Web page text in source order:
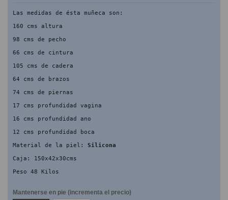
Las medidas de ésta muñeca son:
160 cms altura
98 cms de pecho
66 cms de cintura
105 cms de cadera
64 cms de brazos
74 cms de piernas
17 cms profundidad vagina
16 cms profundidad ano
12 cms profundidad boca
Material de la piel: Silicona
Caja: 150x42x30cms
Peso 48 Kilos
Mantenerse en pie (incrementa el precio)